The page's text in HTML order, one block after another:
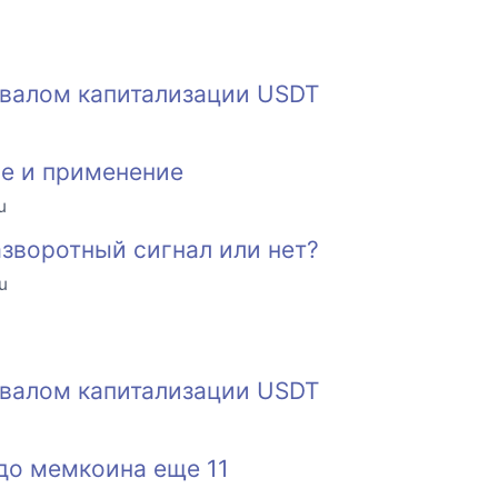
капитализации USDT
и применение
сигнал или нет?
капитализации USDT
мемкоина еще 11